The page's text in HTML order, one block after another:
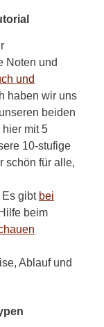
Noten und
und
haben wir uns
beiden
hier mit 5
10-stufige
schön für alle,
Es gibt bei
beim